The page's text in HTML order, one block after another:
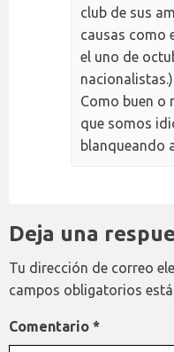
club de sus
causas como
el uno de
nacionalistas.)
Como buen o
que somos
blanqueando
Deja una
Tu dirección de correo
campos obligatorios
Comentario *